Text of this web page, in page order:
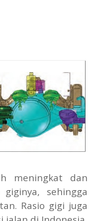
meningkat dan
sehingga
Rasio gigi juga